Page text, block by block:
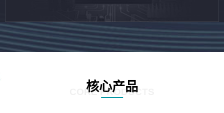
核心产品
CORE PRODUCTS